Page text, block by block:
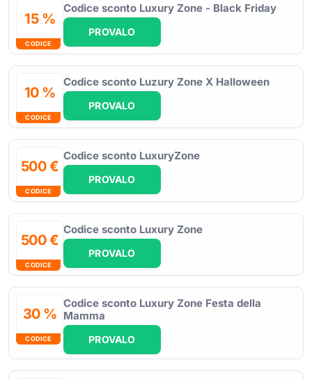
15 %
CODICE
Codice sconto Luxury Zone - Black Friday
PROVALO
10 %
CODICE
Codice sconto Luzury Zone X Halloween
PROVALO
500 €
CODICE
Codice sconto LuxuryZone
PROVALO
500 €
CODICE
Codice sconto Luxury Zone
PROVALO
30 %
CODICE
Codice sconto Luxury Zone Festa della
Mamma
PROVALO